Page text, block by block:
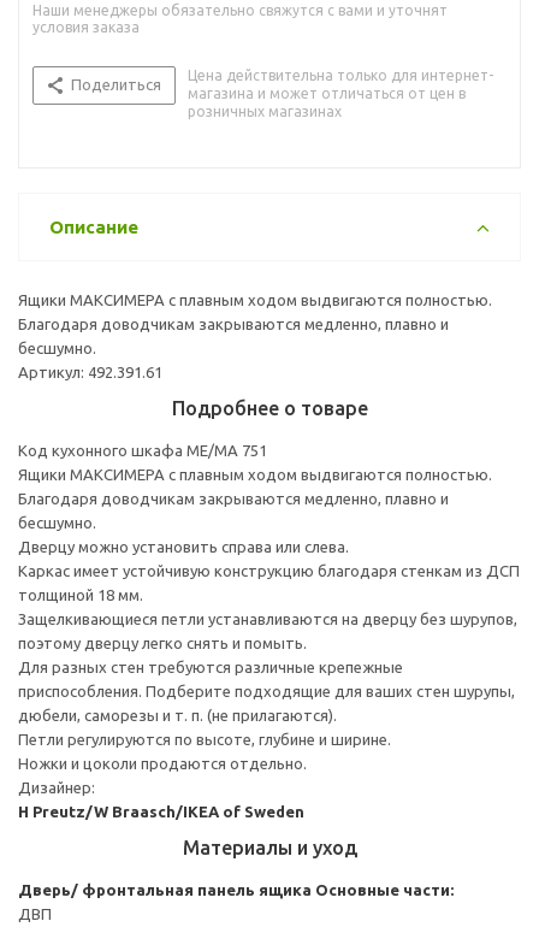
Наши менеджеры обязательно свяжутся с вами и уточнят
условия заказа
Поделиться
Цена действительна только для интернет-
магазина и может отличаться от цен в
розничных магазинах
Описание
Ящики МАКСИМЕРА с плавным ходом выдвигаются полностью.
Благодаря доводчикам закрываются медленно, плавно и
бесшумно.
Артикул: 492.391.61
Подробнее о товаре
Код кухонного шкафа ME/MA 751
Ящики МАКСИМЕРА с плавным ходом выдвигаются полностью.
Благодаря доводчикам закрываются медленно, плавно и
бесшумно.
Дверцу можно установить справа или слева.
Каркас имеет устойчивую конструкцию благодаря стенкам из ДСП
толщиной 18 мм.
Защелкивающиеся петли устанавливаются на дверцу без шурупов,
поэтому дверцу легко снять и помыть.
Для разных стен требуются различные крепежные
приспособления. Подберите подходящие для ваших стен шурупы,
дюбели, саморезы и т. п. (не прилагаются).
Петли регулируются по высоте, глубине и ширине.
Ножки и цоколи продаются отдельно.
Дизайнер:
H Preutz/W Braasch/IKEA of Sweden
Материалы и уход
Дверь/ фронтальная панель ящика Основные части:
ДВП